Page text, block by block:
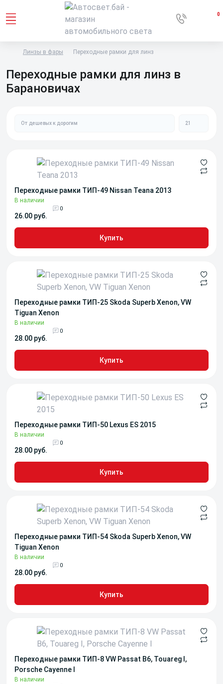
0
Линзы в фары Переходные рамки для линз
Переходные рамки для линз в
Барановичах
Переходные рамки ТИП-49 Nissan Teana 2013
В наличии
0
26.00 руб.
Купить
Переходные рамки ТИП-25 Skoda Superb Xenon, VW
Tiguan Xenon
В наличии
0
28.00 руб.
Купить
Переходные рамки ТИП-50 Lexus ES 2015
В наличии
0
28.00 руб.
Купить
Переходные рамки ТИП-54 Skoda Superb Xenon, VW
Tiguan Xenon
В наличии
0
28.00 руб.
Купить
Переходные рамки ТИП-8 VW Passat B6, Touareg I,
Porsche Cayenne I
В наличии